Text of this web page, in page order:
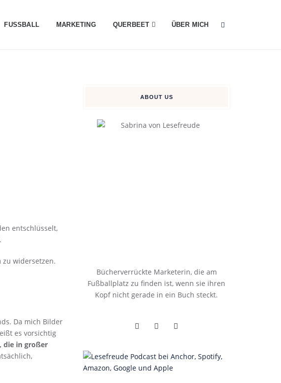
FUSSBALL MARKETING QUERBEET ÜBER MICH
entschlüsselt,
zu widersetzen.
Da mich Bilder
es vorsichtig
die in großer
ABOUT US
Bücherverrückte Marketerin, die am
Fußballplatz zu finden ist, wenn sie ihren
Kopf nicht gerade in ein Buch steckt.